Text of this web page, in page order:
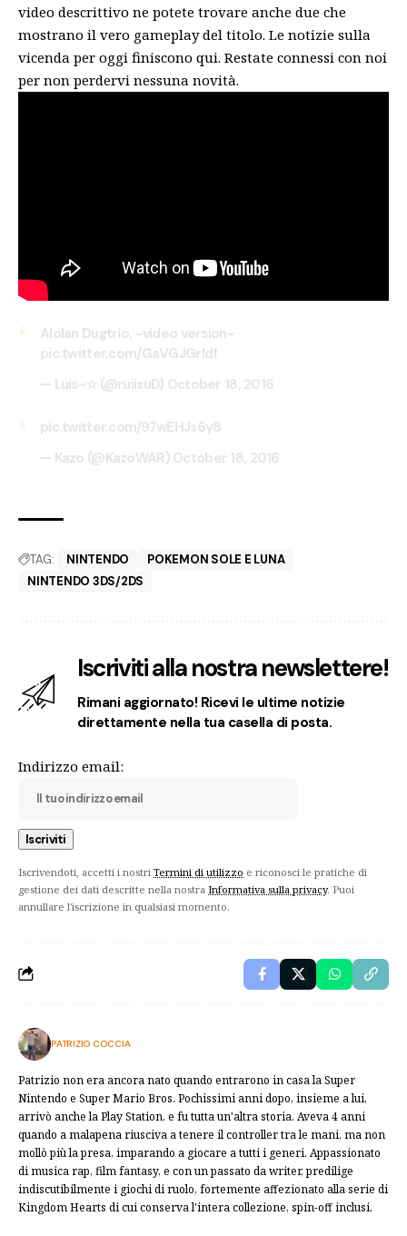
video descrittivo ne potete trovare anche due che
mostrano il vero gameplay del titolo. Le notizie sulla
vicenda per oggi finiscono qui. Restate connessi con noi
per non perdervi nessuna novità.
Alolan Dugtrio, ~video version~
pic.twitter.com/GaVGJGrldf
— Luis~☆ (@ruiisuD) October 18, 2016
pic.twitter.com/97wEHJs6y8
— Kazo (@KazoWAR) October 18, 2016
TAG: NINTENDO
POKEMON SOLE E LUNA
NINTENDO 3DS/2DS
Iscriviti alla nostra newslettere!
Rimani aggiornato! Ricevi le ultime notizie
direttamente nella tua casella di posta.
Indirizzo email:
Iscrivendoti, accetti i nostri Termini di utilizzo e riconosci le pratiche di
gestione dei dati descritte nella nostra Informativa sulla privacy. Puoi
annullare l'iscrizione in qualsiasi momento.
PATRIZIO COCCIA
Patrizio non era ancora nato quando entrarono in casa la Super
Nintendo e Super Mario Bros. Pochissimi anni dopo, insieme a lui,
arrivò anche la Play Station, e fu tutta un'altra storia. Aveva 4 anni
quando a malapena riusciva a tenere il controller tra le mani, ma non
mollò più la presa, imparando a giocare a tutti i generi. Appassionato
di musica rap, film fantasy, e con un passato da writer, predilige
indiscutibilmente i giochi di ruolo, fortemente affezionato alla serie di
Kingdom Hearts di cui conserva l'intera collezione, spin-off inclusi.